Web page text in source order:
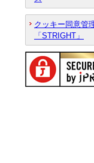
クッキー同意管
「STRIGHT」